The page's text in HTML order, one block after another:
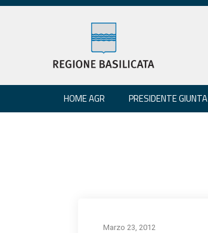
HOME AGR PRESIDENTE GIUNTA
Marzo 23, 2012